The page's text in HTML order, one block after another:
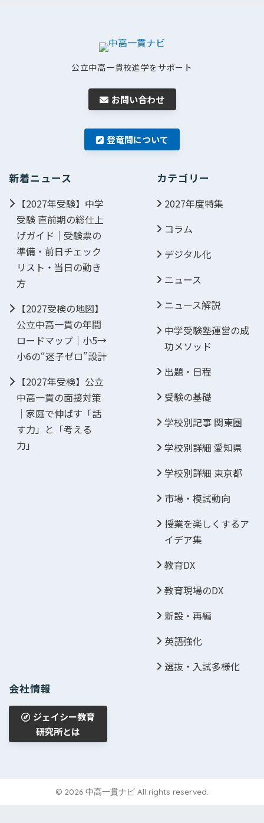
公立中高一貫校進学をサポート
お問い合わせ
登竜問について
新着ニュース
【2027年受験】中学
受験 直前期の総仕上
げガイド｜受験票の
準備・前日チェック
リスト・当日の動き
方
【2027受検の地図】
公立中高一貫の年間
ロードマップ｜小5→
小6の“迷子ゼロ”設計
【2027年受検】公立
中高一貫の面接対策
｜家庭で伸ばす「話
す力」と「考える
力」
カテゴリー
2027年度特集
コラム
デジタル化
ニュース
ニュース解説
中学受験塾運営の成
功メソッド
出題・日程
受験の基礎
学校別記事 関東圏
学校別詳細 愛知県
学校別詳細 東京都
市場・模試動向
授業を楽しくするア
イデア集
教育DX
教育現場のDX
新設・再編
英語強化
選抜・入試多様化
会社情報
ジェイシー教育
研究所とは
© 2026 中高一貫ナビ All rights reserved.